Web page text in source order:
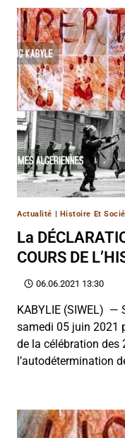
Actualité | Histoire Et
La
COURS DE
06.06.2021 13:30
KABYLIE (SIWEL) —
samedi 05 juin 2021
de la célébration des
l’autodétermination